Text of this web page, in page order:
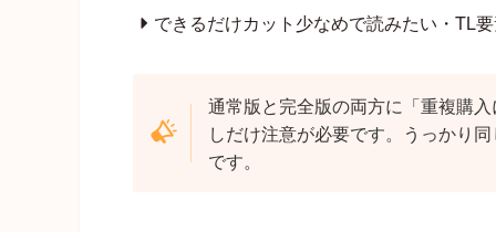
できるだけカット少なめで読みたい・TL
通常版と完全版の両方に「重複購
しだけ注意が必要です。うっかり
です。